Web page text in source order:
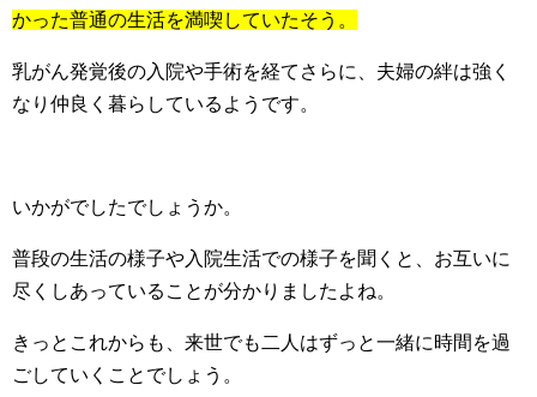
かった普通の生活を満喫していたそう。
乳がん発覚後の入院や手術を経てさらに、夫婦の絆は強く
なり仲良く暮らしているようです。
いかがでしたでしょうか。
普段の生活の様子や入院生活での様子を聞くと、お互いに
尽くしあっていることが分かりましたよね。
きっとこれからも、来世でも二人はずっと一緒に時間を過
ごしていくことでしょう。